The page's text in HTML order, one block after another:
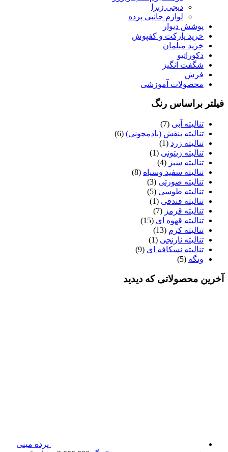
دیجی زبرا
لوازم جانبی پرده
پوشش دیوار
خرید پارکت و کفپوش
خرید مبلمان
دکوراتیو
شگفت انگیز
فرش
محصولات آموزشی
براساس رنگ
تنالیته آبی (7)
تنالیته بنفش (بادمجونی) (6)
تنالیته زرد (1)
تنالیته زیتونی (1)
تنالیته سبز (4)
تنالیته سفید وسیاه (8)
تنالیته صورتی (3)
تنالیته طوسی (5)
تنالیته فندقی (1)
تنالیته قرمز (7)
تنالیته قهوه ای (15)
تنالیته کرم (13)
تنالیته نارنجی (1)
تنالیته نسکافه ای (9)
ونگه (5)
محصولاتی که دیدید
پرده مینی